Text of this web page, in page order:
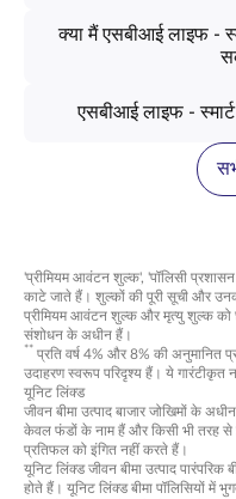
क्या मैं एसबीआई लाइफ -
जाएं, अपनी जानकारी भरें और
हुए भविष्य के लिए धन सृजित
एसबीआई लाइफ -
आधारशिला हैं, जो एक व्यापक
जीवन की बदलती
लिए कवरेज स्थिर रहता है, जिससे
महत्वपूर्ण क्षणों को संभालने के
आपके द्वारा निर्मित संपत्ति
स्मार्ट एलीट प्लस के बारे में
संपर्क करें।
'प्रीमियम आवंटन शुल्क', 'पॉलिसी
काटे जाते हैं। शुल्कों की पूरी सूची और
प्रीमियम आवंटन शुल्क और मृत्यु शुल्क को
संशोधन के अधीन हैं।
** प्रति वर्ष 4% और 8% की अनुमानित
उदाहरण स्वरूप परिदृश्य हैं। ये गारंटीकृत
यूनिट लिंक्ड
जीवन बीमा उत्पाद बाजार जोखिमों के
केवल फंडों के नाम हैं और किसी भी तरह से
प्रतिफल को इंगित नहीं करते हैं।
यूनिट लिंक्ड जीवन बीमा उत्पाद पारंपरिक
होते हैं। यूनिट लिंक्ड बीमा पॉलिसियों में